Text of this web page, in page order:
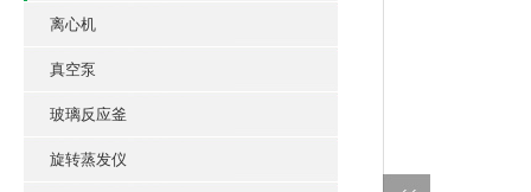
离心机
真空泵
玻璃反应釜
旋转蒸发仪